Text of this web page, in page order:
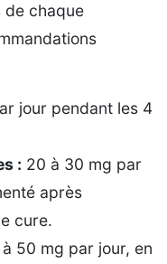
de chaque
jour pendant les 4
: 20 à 30 mg par
après
cure.
50 mg par jour, en